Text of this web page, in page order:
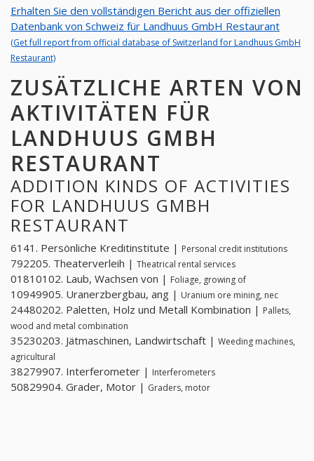
Erhalten Sie den vollständigen Bericht aus der offiziellen
Datenbank von Schweiz für Landhuus GmbH Restaurant
(Get full report from official database of Switzerland for Landhuus GmbH
Restaurant)
ZUSÄTZLICHE ARTEN VON
AKTIVITÄTEN FÜR
LANDHUUS GMBH
RESTAURANT
ADDITION KINDS OF ACTIVITIES
FOR LANDHUUS GMBH
RESTAURANT
6141. Persönliche Kreditinstitute | Personal credit institutions
792205. Theaterverleih | Theatrical rental services
01810102. Laub, Wachsen von | Foliage, growing of
10949905. Uranerzbergbau, ang | Uranium ore mining, nec
24480202. Paletten, Holz und Metall Kombination | Pallets,
wood and metal combination
35230203. Jätmaschinen, Landwirtschaft | Weeding machines,
agricultural
38279907. Interferometer | Interferometers
50829904. Grader, Motor | Graders, motor